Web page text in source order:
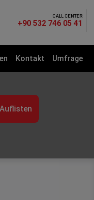
CALL CENTER
+90 532 746 05 41
Kontakt Umfrage